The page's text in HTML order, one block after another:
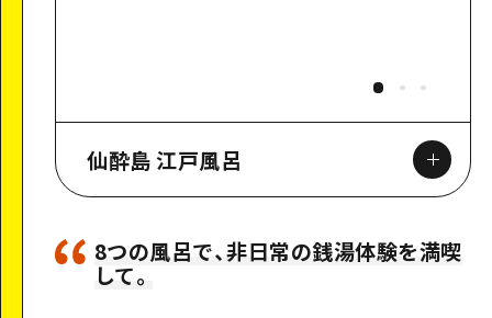
仙酔島 江戸風呂
Google Maps
8つの風呂で、非日常の銭湯体験を満喫
して。